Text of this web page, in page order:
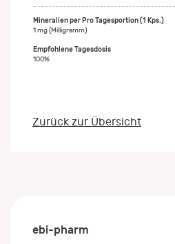
1 mg (Milligramm)
100%
Zurück zur Übersicht
ebi-pharm